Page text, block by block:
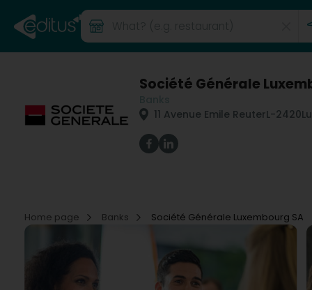
Société Générale
11 Avenue Emile ReuterL-2420
Home page Banks Société Générale Luxembourg SA